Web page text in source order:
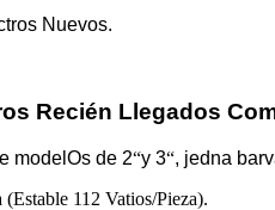
Nuevos.
Recién Llegados
modelOs de 2“y 3“, jedna
112 Vatios/Pieza).